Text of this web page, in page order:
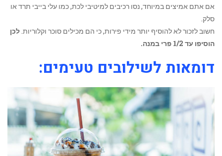
אם אתם אמיצים במיוחד, נסו רכיבים למיטיבי לכת, כמו עלי בייבי תרד או
סלק.
חשוב לזכור לא להוסיף יותר מידי פירות, כי הם מכילים סוכר וקלוריות.לכן
הוסיפו עד 1/2 פרי במנה.
דומאות לשילובים טעימים: